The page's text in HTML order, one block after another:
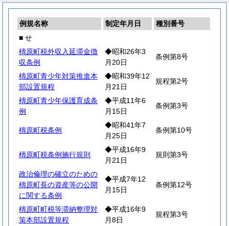
例規名称 制定年月日
種別番号
■ せ
檮原町税外収入延滞金徴
収条例
◆昭和26年3
月20日
条例第8号
檮原町青少年対策推進本
部設置規程
◆昭和39年12
月21日
規程第2号
檮原町青少年保護育成条
例
◆平成11年6
月15日
条例第3号
檮原町税条例
◆昭和41年7
月25日
条例第10号
檮原町税条例施行規則
◆平成16年9
月21日
規則第3号
政治倫理の確立のための
檮原町長の資産等の公開
に関する条例
◆平成7年12
月15日
条例第12号
檮原町町税等滞納整理対
策本部設置規程
◆平成16年9
月8日
規程第3号